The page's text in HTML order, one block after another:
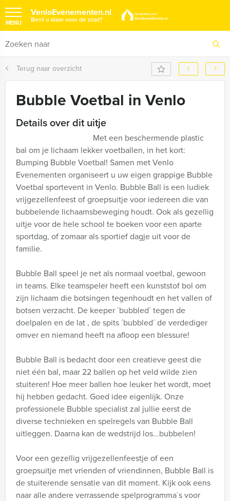
VenloEvenementen.nl
Bent u klaar voor de stad?
MENU
Terug naar overzicht
Bubble Voetbal in Venlo
Details over dit uitje
Met een beschermende plastic
bal om je lichaam lekker voetballen, in het kort:
Bumping Bubble Voetbal! Samen met Venlo
Evenementen organiseert u uw eigen grappige Bubble
Voetbal sportevent in Venlo. Bubble Ball is een ludiek
vrijgezellenfeest of groepsuitje voor iedereen die van
bubbelende lichaamsbeweging houdt. Ook als gezellig
uitje voor de hele school te boeken voor een aparte
sportdag, of zomaar als sportief dagje uit voor de
familie.
Bubble Ball speel je net als normaal voetbal, gewoon
in teams. Elke teamspeler heeft een kunststof bol om
zijn lichaam die botsingen tegenhoudt en het vallen of
botsen verzacht. De keeper ´bubbled´ tegen de
doelpalen en de lat , de spits ´bubbled´ de verdediger
omver en niemand heeft na afloop een blessure!
Bubble Ball is bedacht door een creatieve geest die
niet één bal, maar 22 ballen op het veld wilde zien
stuiteren! Hoe meer ballen hoe leuker het wordt, moet
hij hebben gedacht. Goed idee eigenlijk. Onze
professionele Bubble specialist zal jullie eerst de
diverse technieken en spelregels van Bubble Ball
uitleggen. Daarna kan de wedstrijd los...bubbelen!
Voor een gezellig vrijgezellenfeestje of een
groepsuitje met vrienden of vriendinnen, Bubble Ball is
de stuiterende sensatie van dit moment. Kijk ook eens
naar alle andere verrassende spelprogramma´s voor